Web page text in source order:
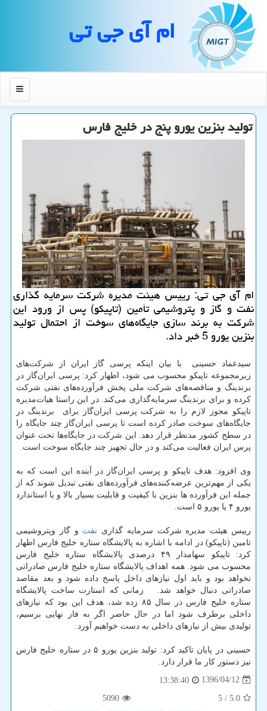
ام آی جی تی
منو
تولید بنزین یورو پنج در خلیج فارس
ام آی جی تی: رییس هیئت مدیره شركت سرمایه گذاری
نفت و گاز و پتروشیمی تأمین (تاپیكو) پس از ورود این
شركت به برند سازی جایگاه‌های سوخت از احتمال تولید
بنزین یورو 5 خبر داد.
سیدعماد حسینی با بیان اینكه پرسی گاز ایران از شركت‌های
زیرمجموعه تاپیكو محسوب می شود، اظهار كرد: پرسی‌ ایران‌گاز در
برندینگ و مناقصه‌های شركت ملی پخش فرآورده‌های نفتی شركت
كرده و برای برندینگ سرمایه‌گذاری می‌كند. در این راستا هیات‌مدیره
تاپیكو مجوز لازم را به شركت پرسی ایران‌گاز برای برندینگ در
جایگاه‌های سوخت صادر كرده است تا پرسی‌ ایران‌گاز چند جایگاه را
در سطح كشور مدنظر قرار دهد. این شركت در جایگاه‌ها تحت عنوان
پرس ایران فعالیت می‌كند و در حال تجهیز چند جایگاه سوخت است.
وی افزود: هدف تاپیكو و پرسی ایران‌گاز در آینده این است كه به
یكی از مهم‌ترین عرضه‌كننده‌های فرآورده‌های نفتی تبدیل شوند كه از
جمله این فرآورده ها بنزین با كیفیت و قابلیت بسیار بالا و با استاندارد
یورو ۴ یا یورو ۵ است.
رییس هیئت مدیره شركت سرمایه گذاری نفت و گاز وپتروشیمی
تامین (تاپیكو) در ادامه با اشاره به پالایشگاه ستاره خلیج فارس اظهار
كرد: تاپیكو سهامدار ۴۹ درصدی پالایشگاه ستاره خلیج فارس
محسوب می شود. همه اهداف پالایشگاه ستاره خلیج فارس صادراتی
نخواهد بود و باید اول نیازهای داخل پاسخ داده شود و بعد مقاصد
صادراتی دنبال خواهد شد. زمانی كه استارت ساخت پالایشگاه
ستاره خلیج فارس در سال ۸۵ زده شد، هدف این بود كه نیازهای
داخلی برطرف شود اما در حال حاضر اگر به فاز نهایی برسیم،
تولیدی بیش از نیازهای داخلی به دست خواهیم آورد.
حسینی در پایان تاكید كرد: تولید بنزین یورو ۵ در ستاره خلیج فارس
نیز دستور كار ما قرار دارد.
1396/04/12
13:38:40
5.0
/ 5
5090